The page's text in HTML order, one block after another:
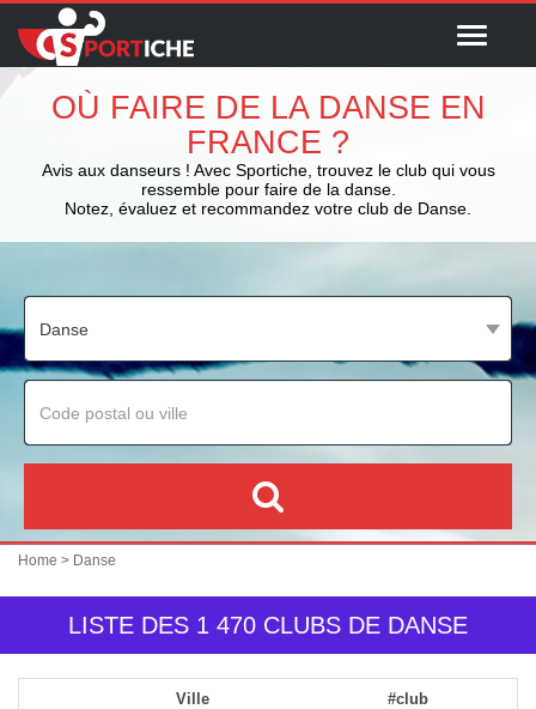
Menu
OÙ FAIRE DE LA DANSE EN
FRANCE ?
Avis aux danseurs ! Avec Sportiche, trouvez le club qui vous
ressemble pour faire de la danse.
Notez, évaluez et recommandez votre club de Danse.
Home > Danse
LISTE DES 1 470 CLUBS DE DANSE
Ville #club